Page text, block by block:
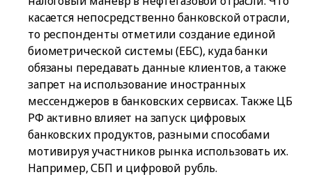
касается непосредственно банковской отрасли,
то респонденты отметили создание единой
биометрической системы (ЕБС), куда банки
обязаны передавать данные клиентов, а также
запрет на использование иностранных
мессенджеров в банковских сервисах. Также ЦБ
РФ активно влияет на запуск цифровых
банковских продуктов, разными способами
мотивируя участников рынка использовать их.
Например, СБП и цифровой рубль.